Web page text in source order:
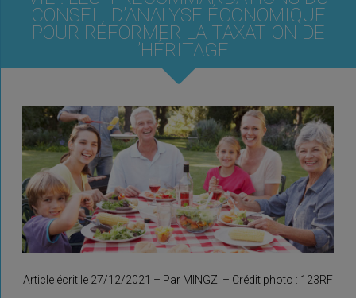
CONSEIL D’ANALYSE ÉCONOMIQUE
POUR RÉFORMER LA TAXATION DE
L’HÉRITAGE
Article écrit le 27/12/2021 – Par MINGZI – Crédit photo : 123RF